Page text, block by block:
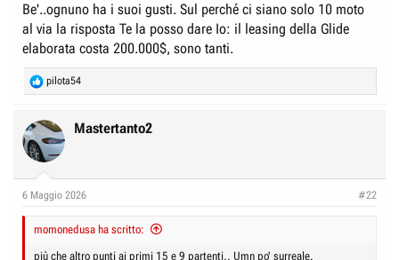
Be'..ognuno ha i suoi gusti. Sul perché ci siano solo 10 moto
al via la risposta Te la posso dare Io: il leasing della Glide
elaborata costa 200.000$, sono tanti.
R
e
c
t
i
s
pilota54
Mastertanto2
6 Maggio 2026 #22
momonedusa ha scritto:
più che altro punti ai primi 15 e 9 partenti.. Umn po' surreale.